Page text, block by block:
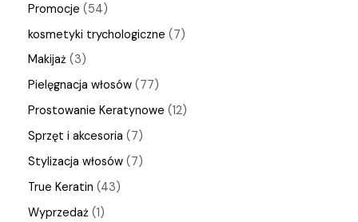
Promocje 54
kosmetyki trychologiczne 7
Makijaż 3
Pielęgnacja włosów 77
Prostowanie Keratynowe 12
Sprzęt i akcesoria 7
Stylizacja włosów 7
True Keratin 43
Wyprzedaż 1